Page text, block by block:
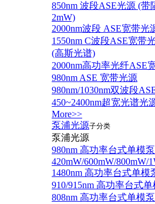
850nm 波段ASE光源 (
2mW)
2000nm波段 ASE宽带光
1550nm C波段ASE宽带
(高斯光谱)
2000nm高功率光纤ASE
980nm ASE 宽带光源
980nm/1030nm双波段
450~2400nm超宽光谱光
More>>
泵浦光源子分类
泵浦光源
980nm 高功率台式单模
420mW/600mW/800mW/
1480nm 高功率台式单模
910/915nm 高功率台式
808nm 高功率台式单模